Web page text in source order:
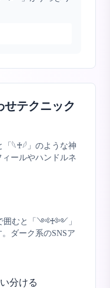
テクニック
「𓆩♰𓆪」のような神
ールやハンドルネ
囲むと「༺♰༻」
ダーク系のSNSア
分ける